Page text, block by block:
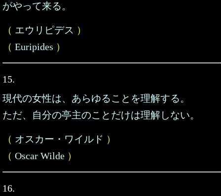
がやって来る。
（ エウリピデス ）
（ Euripides ）
15.
現代の女性は、あらゆることを理解する。
ただ、自分の亭主のことだけは理解しない。
（ オスカー・ワイルド ）
（ Oscar Wilde ）
16.